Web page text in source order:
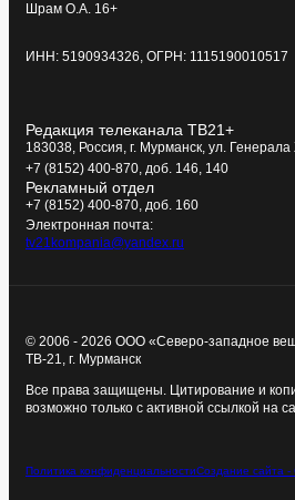
Шрам О.А. 16+
ИНН: 5190934326, ОГРН: 1115190010517
Редакция телеканала ТВ21+
183038, Россия, г. Мурманск, ул.
+7 (8152) 400-870, доб. 146, 140
Рекламный отдел
+7 (8152) 400-870, доб. 160
Электронная почта:
tv21kompania@yandex.ru
© 2006 - 2026 ООО «Северо-западное
ТВ-21, г. Мурманск
Все права защищены. Цитирование и
возможно только с активной ссылкой на
Политика конфиденциальностиСоздание сайта -